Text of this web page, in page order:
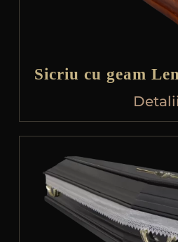
Sicriu cu geam
Detalii